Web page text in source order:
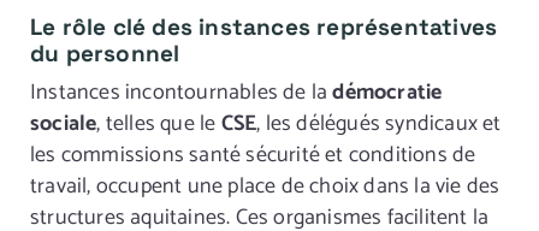
Le rôle clé des instances représentatives
du personnel
Instances incontournables de ladémocratie
sociale, telles que leCSE, les délégués syndicaux et
les commissions santé sécurité et conditions de
travail, occupent une place de choix dans la vie des
structures aquitaines. Ces organismes facilitent la